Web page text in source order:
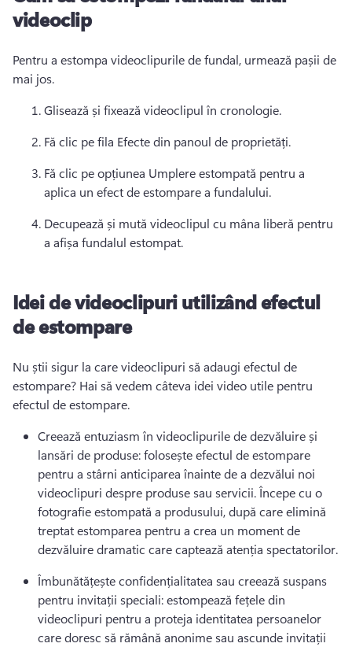
videoclip
Pentru a estompa videoclipurile de fundal, urmează pașii de
mai jos.
Glisează și fixează videoclipul în cronologie.
Fă clic pe fila Efecte din panoul de proprietăți.
Fă clic pe opțiunea Umplere estompată pentru a
aplica un efect de estompare a fundalului.
Decupează și mută videoclipul cu mâna liberă pentru
a afișa fundalul estompat.
Idei de videoclipuri utilizând efectul
de estompare
Nu știi sigur la care videoclipuri să adaugi efectul de
estompare? Hai să vedem câteva idei video utile pentru
efectul de estompare.
Creează entuziasm în videoclipurile de dezvăluire și
lansări de produse: folosește efectul de estompare
pentru a stârni anticiparea înainte de a dezvălui noi
videoclipuri despre produse sau servicii. Începe cu o
fotografie estompată a produsului, după care elimină
treptat estomparea pentru a crea un moment de
Îmbunătățește confidențialitatea sau creează suspans
pentru invitații speciali: estompează fețele din
videoclipuri pentru a proteja identitatea persoanelor
care doresc să rămână anonime sau ascunde invitații